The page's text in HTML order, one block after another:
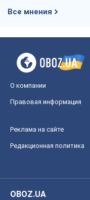
Все мнения
О компании
Правовая информация
Реклама на сайте
Редакционная политика
OBOZ.UA